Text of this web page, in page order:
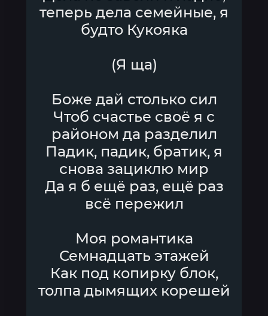
теперь дела семейные, я
будто Кукояка
(Я ща)
Боже дай столько сил
Чтоб счастье своё я с
районом да разделил
Падик, падик, братик, я
снова зациклю мир
Да я б ещё раз, ещё раз
всё пережил
Моя романтика
Семнадцать этажей
Как под копирку блок,
толпа дымящих корешей